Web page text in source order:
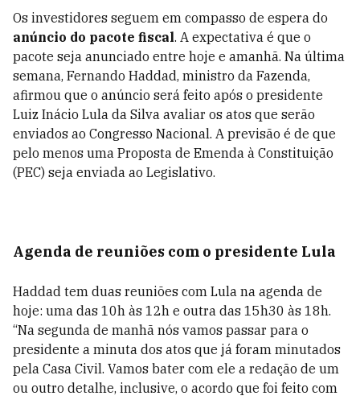
Os investidores seguem em compasso de espera do
anúncio do pacote fiscal. A expectativa é que o
pacote seja anunciado entre hoje e amanhã. Na última
semana, Fernando Haddad, ministro da Fazenda,
afirmou que o anúncio será feito após o presidente
Luiz Inácio Lula da Silva avaliar os atos que serão
enviados ao Congresso Nacional. A previsão é de que
pelo menos uma Proposta de Emenda à Constituição
(PEC) seja enviada ao Legislativo.
Agenda de reuniões com o presidente Lula
Haddad tem duas reuniões com Lula na agenda de
hoje: uma das 10h às 12h e outra das 15h30 às 18h.
“Na segunda de manhã nós vamos passar para o
presidente a minuta dos atos que já foram minutados
pela Casa Civil. Vamos bater com ele a redação de um
ou outro detalhe, inclusive, o acordo que foi feito com